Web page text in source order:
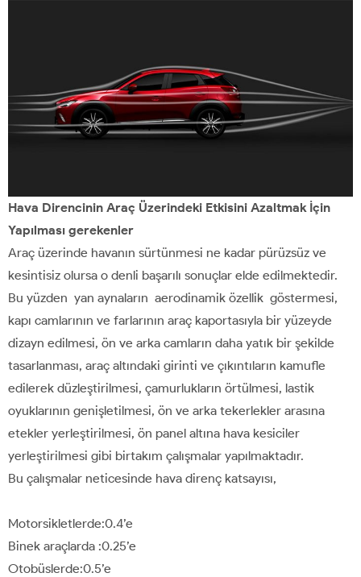
Hava Direncinin Araç Üzerindeki Etkisini Azaltmak İçin
Yapılması gerekenler
Araç üzerinde havanın sürtünmesi ne kadar pürüzsüz ve
kesintisiz olursa o denli başarılı sonuçlar elde edilmektedir.
Bu yüzden yan aynaların aerodinamik özellik göstermesi,
kapı camlarının ve farlarının araç kaportasıyla bir yüzeyde
dizayn edilmesi, ön ve arka camların daha yatık bir şekilde
tasarlanması, araç altındaki girinti ve çıkıntıların kamufle
edilerek düzleştirilmesi, çamurlukların örtülmesi, lastik
oyuklarının genişletilmesi, ön ve arka tekerlekler arasına
etekler yerleştirilmesi, ön panel altına hava kesiciler
yerleştirilmesi gibi birtakım çalışmalar yapılmaktadır.
Bu çalışmalar neticesinde hava direnç katsayısı,
Motorsikletlerde:0.4’e
Binek araçlarda :0.25’e
Otobüslerde:0.5’e